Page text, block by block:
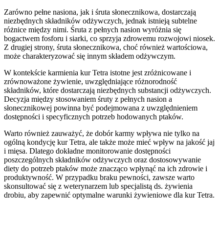
Zarówno pełne nasiona, jak i śruta słonecznikowa, dostarczają
niezbędnych składników odżywczych, jednak istnieją subtelne
różnice między nimi. Śruta z pełnych nasion wyróżnia się
bogactwem fosforu i siarki, co sprzyja zdrowemu rozwojowi niosek.
Z drugiej strony, śruta słonecznikowa, choć również wartościowa,
może charakteryzować się innym składem odżywczym.
W kontekście karmienia kur Tetra istotne jest zróżnicowane i
zrównoważone żywienie, uwzględniające różnorodność
składników, które dostarczają niezbędnych substancji odżywczych.
Decyzja między stosowaniem śruty z pełnych nasion a
słonecznikowej powinna być podejmowana z uwzględnieniem
dostępności i specyficznych potrzeb hodowanych ptaków.
Warto również zauważyć, że dobór karmy wpływa nie tylko na
ogólną kondycję kur Tetra, ale także może mieć wpływ na jakość jaj
i mięsa. Dlatego dokładne monitorowanie dostępności
poszczególnych składników odżywczych oraz dostosowywanie
diety do potrzeb ptaków może znacząco wpłynąć na ich zdrowie i
produktywność. W przypadku braku pewności, zawsze warto
skonsultować się z weterynarzem lub specjalistą ds. żywienia
drobiu, aby zapewnić optymalne warunki żywieniowe dla kur Tetra.